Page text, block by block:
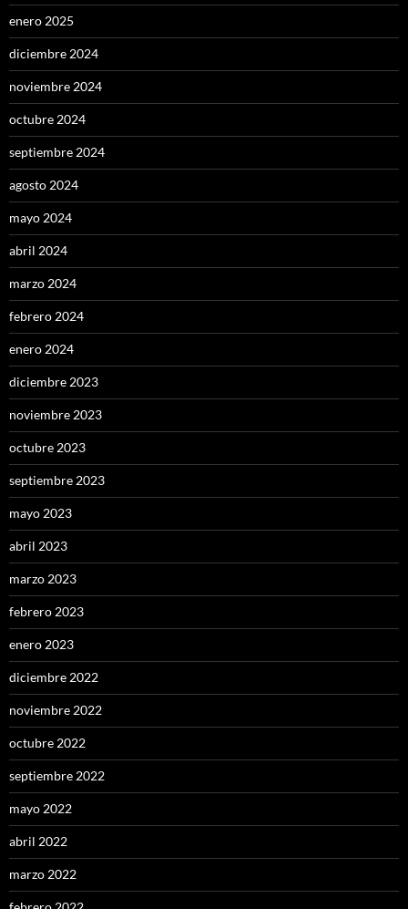
enero 2025
diciembre 2024
noviembre 2024
octubre 2024
septiembre 2024
agosto 2024
mayo 2024
abril 2024
marzo 2024
febrero 2024
enero 2024
diciembre 2023
noviembre 2023
octubre 2023
septiembre 2023
mayo 2023
abril 2023
marzo 2023
febrero 2023
enero 2023
diciembre 2022
noviembre 2022
octubre 2022
septiembre 2022
mayo 2022
abril 2022
marzo 2022